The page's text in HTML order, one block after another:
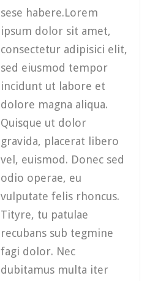
sese habere.Lorem
ipsum dolor sit amet,
consectetur adipisici elit,
sed eiusmod tempor
incidunt ut labore et
dolore magna aliqua.
Quisque ut dolor
gravida, placerat libero
vel, euismod. Donec sed
odio operae, eu
vulputate felis rhoncus.
Tityre, tu patulae
recubans sub tegmine
fagi dolor. Nec
dubitamus multa iter